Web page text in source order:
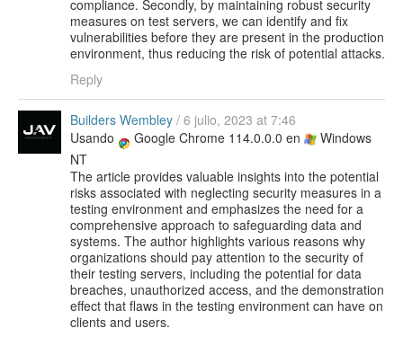
compliance. Secondly, by maintaining robust security
measures on test servers, we can identify and fix
vulnerabilities before they are present in the production
environment, thus reducing the risk of potential attacks.
Reply
Builders Wembley / 6 julio, 2023 at 7:46
Usando
Google Chrome 114.0.0.0 en
Windows
NT
The article provides valuable insights into the potential
risks associated with neglecting security measures in a
testing environment and emphasizes the need for a
comprehensive approach to safeguarding data and
systems. The author highlights various reasons why
organizations should pay attention to the security of
their testing servers, including the potential for data
breaches, unauthorized access, and the demonstration
effect that flaws in the testing environment can have on
clients and users.